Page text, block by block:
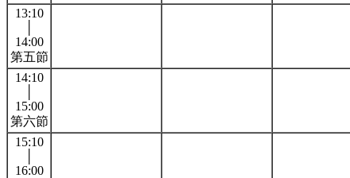
13:10
14:00
第五節
14:10
15:00
第六節
15:10
16:00